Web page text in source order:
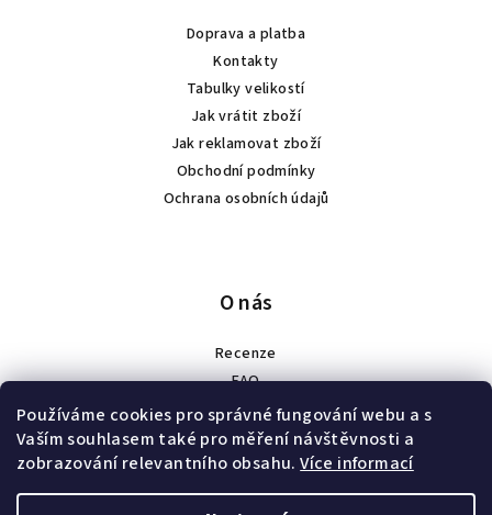
Používáme cookies pro správné fungování webu a s
Vaším souhlasem také pro měření návštěvnosti a
zobrazování relevantního obsahu.Více informací
Doprava a platba
Kontakty
Tabulky velikostí
Jak vrátit zboží
Jak reklamovat zboží
Obchodní podmínky
Ochrana osobních údajů
O nás
Recenze
FAQ
Spolupráce
Náš příběh
Velkoobchod a zakázková výroba